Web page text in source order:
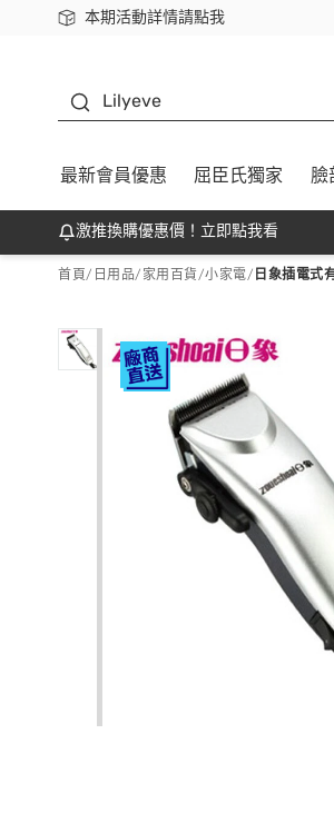
本期活動詳情請點我
下載app最高回饋$350
Lilyeve
最新會員優惠 屈臣氏獨家 臉
激推換購優惠價！立即點我看
首頁/ 日用品/ 家用百貨/小家電/ 日象插電式